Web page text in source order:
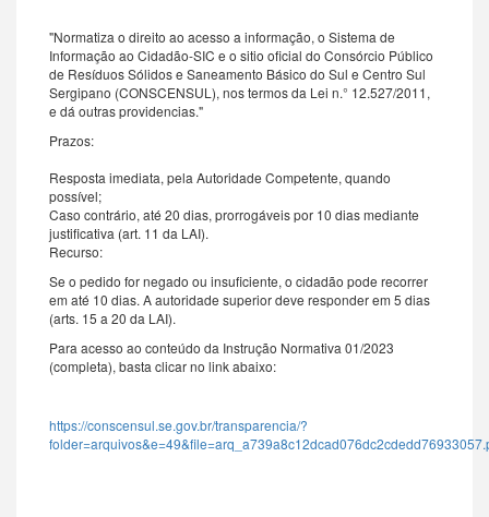
"Normatiza o direito ao acesso a informação, o Sistema de
Informação ao Cidadão-SIC e o sitio oficial do Consórcio Público
de Resíduos Sólidos e Saneamento Básico do Sul e Centro Sul
Sergipano (CONSCENSUL), nos termos da Lei n.° 12.527/2011,
e dá outras providencias."
Prazos:
Resposta imediata, pela Autoridade Competente, quando
possível;
Caso contrário, até 20 dias, prorrogáveis por 10 dias mediante
justificativa (art. 11 da LAI).
Recurso:
Se o pedido for negado ou insuficiente, o cidadão pode recorrer
em até 10 dias. A autoridade superior deve responder em 5 dias
(arts. 15 a 20 da LAI).
Para acesso ao conteúdo da Instrução Normativa 01/2023
(completa), basta clicar no link abaixo:
https://conscensul.se.gov.br/transparencia/?